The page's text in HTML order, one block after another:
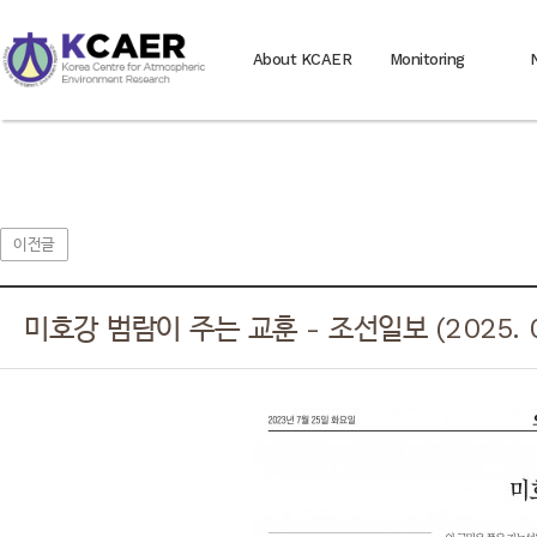
About KCAER Monitoring
이전글
미호강 범람이 주는 교훈 - 조선일보 (2025.